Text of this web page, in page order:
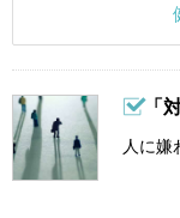
「
人に嫌